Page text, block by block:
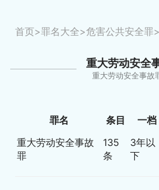
首页>罪名大全>危害公共安全罪
重大劳动安全
重大劳动安全事故
罪名 条目 一档
重大劳动安全事故
罪
135
条
3年以
下